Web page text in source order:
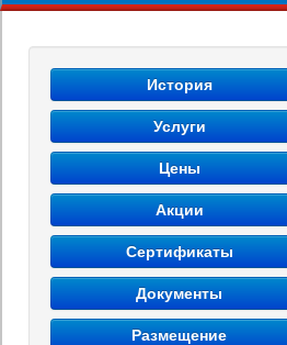
История
Услуги
Цены
Акции
Сертификаты
Документы
Размещение